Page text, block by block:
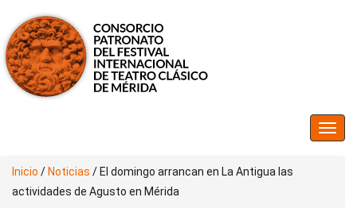
Inicio / Noticias / El domingo arrancan en La Antigua las
actividades de Agusto en Mérida